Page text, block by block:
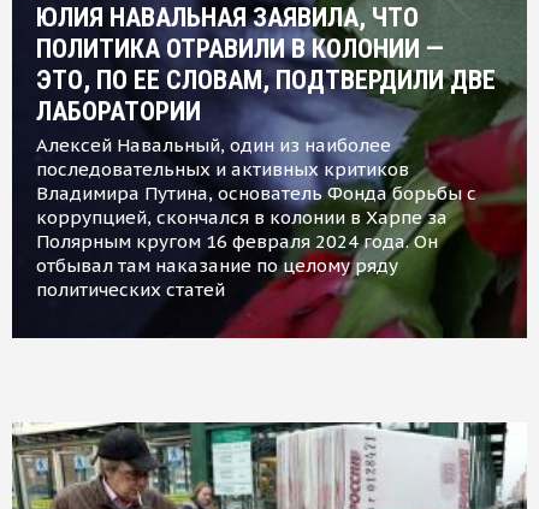
ЮЛИЯ НАВАЛЬНАЯ ЗАЯВИЛА, ЧТО
ПОЛИТИКА ОТРАВИЛИ В КОЛОНИИ —
ЭТО, ПО ЕЕ СЛОВАМ, ПОДТВЕРДИЛИ ДВЕ
ЛАБОРАТОРИИ
Алексей Навальный, один из наиболее
последовательных и активных критиков
Владимира Путина, основатель Фонда борьбы с
коррупцией, скончался в колонии в Харпе за
Полярным кругом 16 февраля 2024 года. Он
отбывал там наказание по целому ряду
политических статей